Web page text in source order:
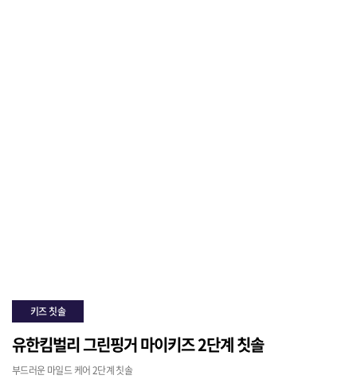
키즈 칫솔
유한킴벌리 그린핑거 마이키즈 2단계 칫솔
부드러운 마일드 케어 2단계 칫솔